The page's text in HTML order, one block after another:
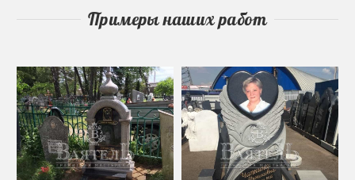
Примеры наших работ